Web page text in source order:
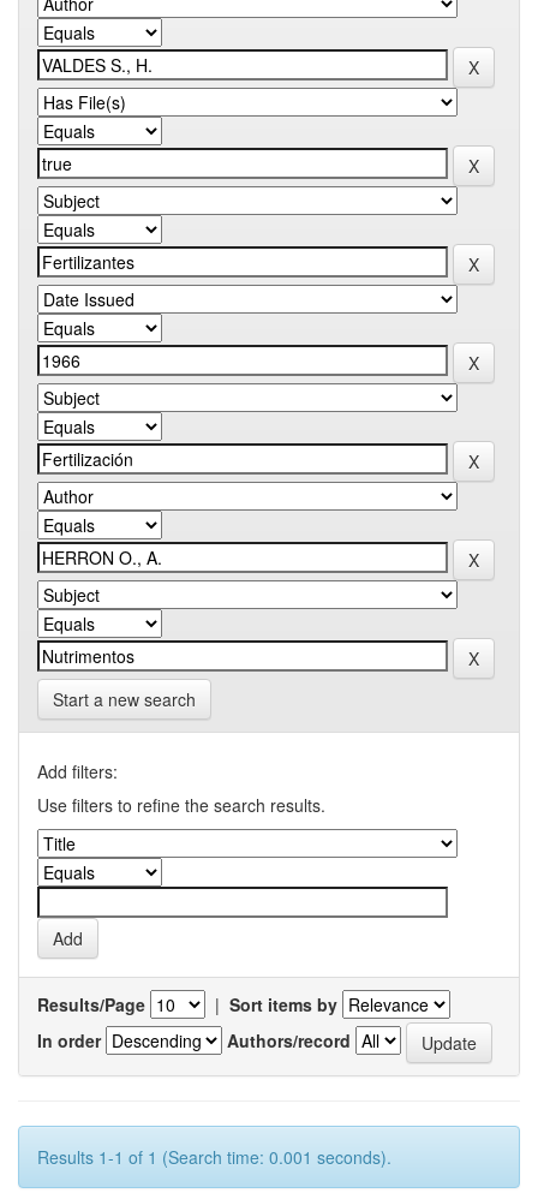
Start a new search
Add filters:
Use filters to refine the search results.
Results/Page | Sort items by
In order
Authors/record
Results 1-1 of 1 (Search time: 0.001 seconds).